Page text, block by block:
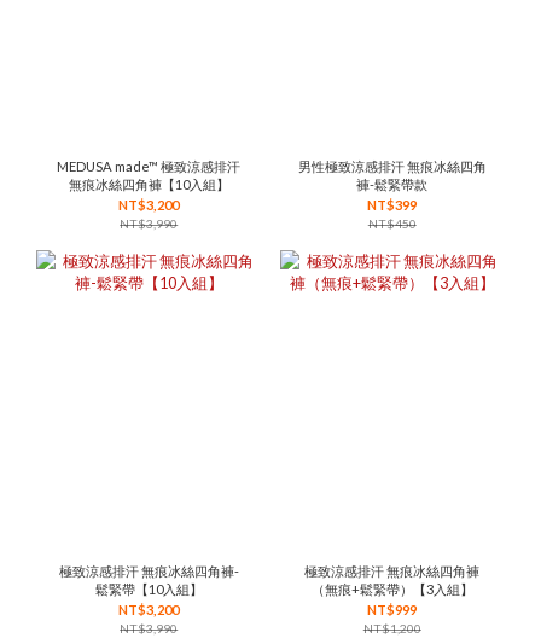
MEDUSA made™ 極致涼感排汗
無痕冰絲四角褲【10入組】
NT$3,200
NT$3,990
男性極致涼感排汗 無痕冰絲四角
褲-鬆緊帶款
NT$399
NT$450
極致涼感排汗 無痕冰絲四角褲-
鬆緊帶【10入組】
NT$3,200
NT$3,990
極致涼感排汗 無痕冰絲四角褲
（無痕+鬆緊帶）【3入組】
NT$999
NT$1,200